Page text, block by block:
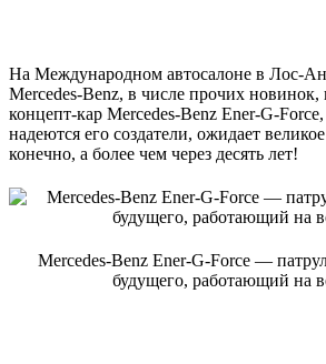
На Международном автосалоне в Лос-
Mercedes-Benz, в числе прочих новинок,
концепт-кар Mercedes-Benz Ener-G-
надеются его создатели, ожидает
конечно, а более чем через десять лет!
Mercedes-Benz Ener-G-Force —
будущего, работающий на